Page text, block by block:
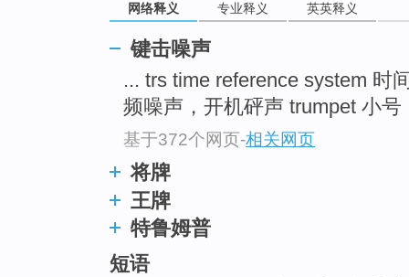
网络释义 专业释义 英英释义
键击噪声
... trs time reference system 时
频噪声，开机砰声 trumpet 小号
基于372个网页-相关网页
将牌
王牌
特鲁姆普
短语